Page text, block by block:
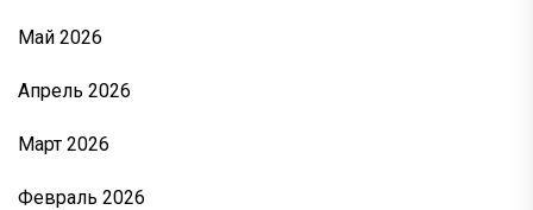
Май 2026
Апрель 2026
Март 2026
Февраль 2026